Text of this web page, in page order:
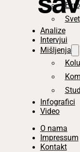
Svet
Analize
Intervjui
Mišljenja
Infografici
Video
O nama
Impressum
Kontakt